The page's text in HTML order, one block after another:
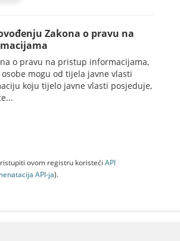
Zakona o pravu na
o pravu na pristup informacijama,
mogu od tijela javne vlasti
koju tijelo javne vlasti posjeduje,
ovom registru koristeći API
API-jа).